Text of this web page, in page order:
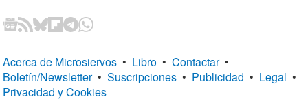
Acerca de Microsiervos • Libro • Contactar •
Boletín/Newsletter • Suscripciones • Publicidad • Legal •
Privacidad y Cookies